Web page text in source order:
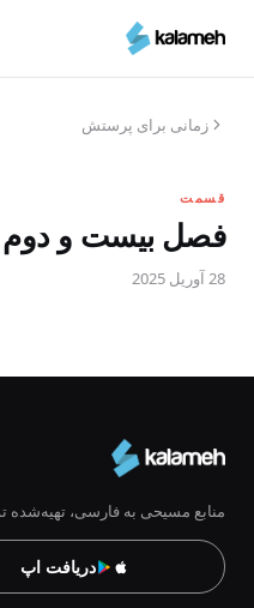
محتوای
زمانی برای پرستش
قسمت
فصل بیست و دوم
28 آوریل 2025
منابع مسیحی به فارسی، تهیه‌شده
دریافت اپ